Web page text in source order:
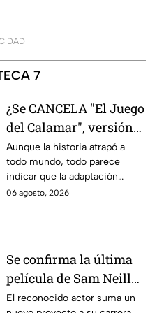
7
¿Se CANCELA "El Juego
del Calamar", versión
Estados Unidos? Esto
es lo que se sabe al
momento
Aunque la historia atrapó a
todo mundo, todo parece
indicar que la adaptación
podría ser cancelada:
06 agosto, 2026
Se confirma la última
película de Sam Neill
antes de morir: esto es
El reconocido actor suma un